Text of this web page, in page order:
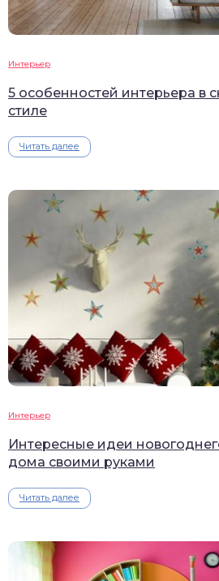
Интерьер
5 особенностей интерьера в
стиле
Читать далее
Интерьер
Интересные идеи
дома своими руками
Читать далее